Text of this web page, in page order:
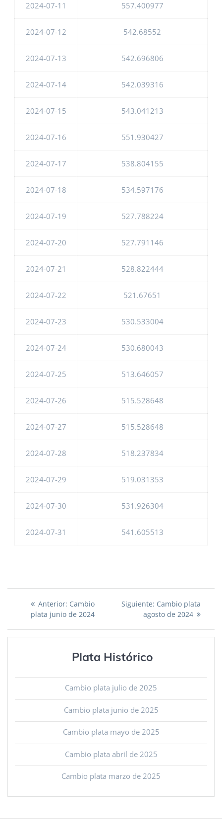
2024-07-11 557.400977
2024-07-12 542.68552
2024-07-13 542.696806
2024-07-14 542.039316
2024-07-15 543.041213
2024-07-16 551.930427
2024-07-17 538.804155
2024-07-18 534.597176
2024-07-19 527.788224
2024-07-20 527.791146
2024-07-21 528.822444
2024-07-22 521.67651
2024-07-23 530.533004
2024-07-24 530.680043
2024-07-25 513.646057
2024-07-26 515.528648
2024-07-27 515.528648
2024-07-28 518.237834
2024-07-29 519.031353
2024-07-30 531.926304
2024-07-31 541.605513
Navegación
de
entradas
Anterior: Anterior:
Cambio
plata junio de 2024
Siguiente: Siguiente:
Cambio plata
agosto de 2024
Plata Histórico
Cambio plata julio de 2025
Cambio plata junio de 2025
Cambio plata mayo de 2025
Cambio plata abril de 2025
Cambio plata marzo de 2025